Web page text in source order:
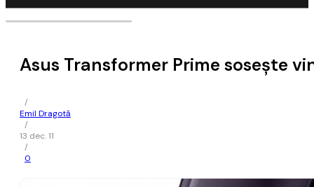
Asus Transformer Prime sosește
/
Emil Dragotă
/
13 dec. 11
/
0